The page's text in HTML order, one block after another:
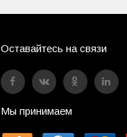
Оставайтесь на связи
Мы принимаем